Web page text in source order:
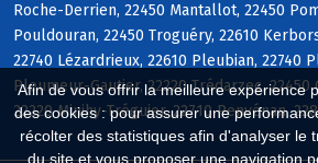
Afin de vous offrir la meilleure expérience
des cookies : pour assurer une
récolter des statistiques afin d'analyser le
du site et vous proposer une navigation
Roche-Derrien, 22450 Mantallot, 22450
Pouldouran, 22450 Troguéry, 22610
22740 Lézardrieux, 22610 Pleubian, 22740
Pleumeur-Gautier, 22220 Trédarzec, 22450
22220 Minihy-Tréguier, 22710 Penvénan,